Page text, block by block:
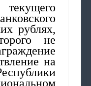
рублях,
не
на